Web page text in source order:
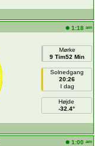
1:18 am
Mørke
9 Tim52 Min
Solnedgang
20:26
I dag
Højde
-32.4°
1:00 am